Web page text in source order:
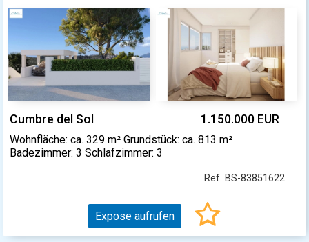
Cumbre del Sol 1.150.000 EUR
Wohnfläche: ca. 329 m² Grundstück: ca. 813 m²
Badezimmer: 3 Schlafzimmer: 3
Ref. BS-83851622
Expose aufrufen